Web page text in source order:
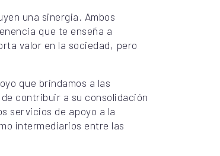
una sinergia. Ambos
que te enseña a
valor en la sociedad, pero
que brindamos a las
contribuir a su consolidación
servicios de apoyo a la
intermediarios entre las